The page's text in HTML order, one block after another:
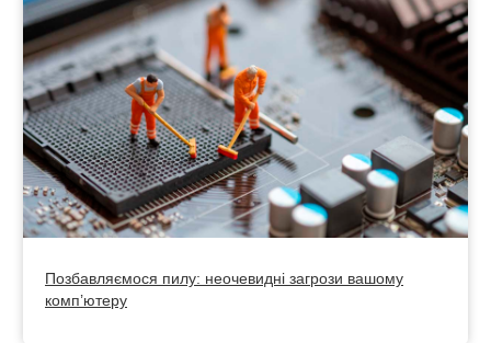
Позбавляємося пилу: неочевидні загрози вашому
комп’ютеру